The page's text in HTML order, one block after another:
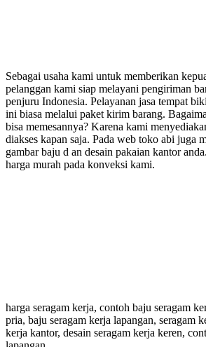
Sebagai usaha kami untuk memberikan
pelanggan kami siap melayani pengiriman
penjuru Indonesia. Pelayanan jasa tempat
ini biasa melalui paket kirim barang.
bisa memesannya? Karena kami
diakses kapan saja. Pada web toko abi juga
gambar baju d an desain pakaian kantor
harga murah pada konveksi kami.
harga seragam kerja, contoh baju seragam
pria, baju seragam kerja lapangan, seragam
kerja kantor, desain seragam kerja keren,